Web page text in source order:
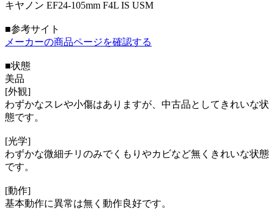
キヤノン EF24-105mm F4L IS USM
■参考サイト
メーカーの商品ページを確認する
■状態
美品
[外観]
わずかなスレや小傷はありますが、中古品としてきれいな状
態です。
[光学]
わずかな微細チリのみでくもりやカビなど無くきれいな状態
です。
[動作]
基本動作に異常は無く動作良好です。